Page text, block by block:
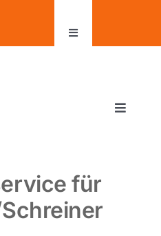
Toggle
Toggle
und Tarife
für